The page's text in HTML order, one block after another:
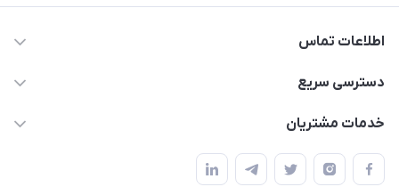
اطلاعات تماس
۰۲۱۰۰۰۰۰۰۰۰
دسترسی سریع
حساب کاربری
لیست محصولات
خدمات مشتریان
قوانین و مقررات